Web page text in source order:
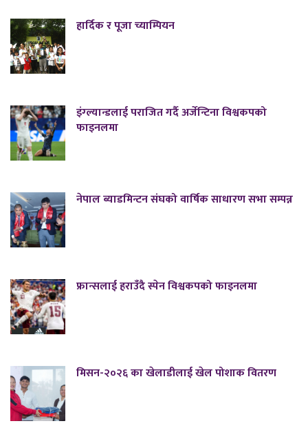
हार्दिक र पूजा च्याम्पियन
इंग्ल्यान्डलाई पराजित गर्दै अर्जेन्टिना विश्वकपको
फाइनलमा
नेपाल ब्याडमिन्टन संघको वार्षिक साधारण सभा सम्पन्न
फ्रान्सलाई हराउँदै स्पेन विश्वकपको फाइनलमा
मिसन-२०२६ का खेलाडीलाई खेल पोशाक वितरण